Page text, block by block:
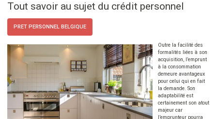
Tout savoir au sujet du crédit personnel
PRET PERSONNEL BELGIQUE
Outre la facilité des
formalités liées à son
acquisition, l’emprunt
à la consommation
demeure avantageux
pour celui qui en fait
la demande. Son
adaptabilité est
certainement son atout
majeur car
l’emprunteur pourra